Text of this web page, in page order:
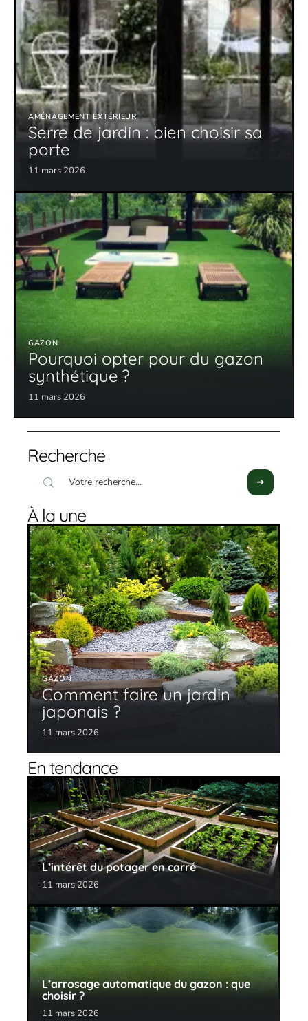
AMÉNAGEMENT EXTÉRIEUR
Serre de jardin : bien choisir sa
porte
11 mars 2026
GAZON
Pourquoi opter pour du gazon
synthétique ?
11 mars 2026
Recherche
À la une
GAZON
Comment faire un jardin
japonais ?
11 mars 2026
En tendance
L’intérêt du potager en carré
11 mars 2026
L’arrosage automatique du gazon : que
choisir ?
11 mars 2026